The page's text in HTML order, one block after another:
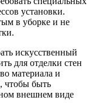
установки.
в уборке и не
искусственный
для отделки стен
материала и
чтобы быть
внешнем виде